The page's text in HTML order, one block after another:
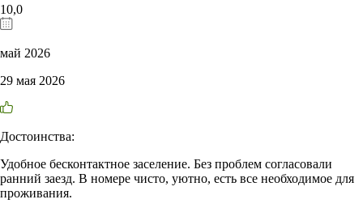
10,0
май 2026
29 мая 2026
Достоинства:
Удобное бесконтактное заселение. Без проблем согласовали
ранний заезд. В номере чисто, уютно, есть все необходимое для
проживания.